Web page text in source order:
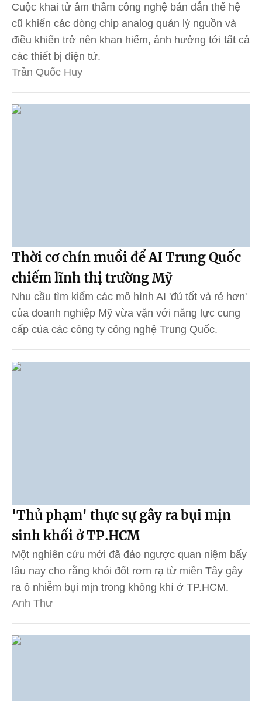
Cuộc khai tử âm thầm công nghệ bán dẫn thế hệ
cũ khiến các dòng chip analog quản lý nguồn và
điều khiển trở nên khan hiếm, ảnh hưởng tới tất cả
các thiết bị điện tử.
Trần Quốc Huy
Thời cơ chín muồi để AI Trung Quốc
chiếm lĩnh thị trường Mỹ
Nhu cầu tìm kiếm các mô hình AI 'đủ tốt và rẻ hơn'
của doanh nghiệp Mỹ vừa vặn với năng lực cung
cấp của các công ty công nghệ Trung Quốc.
'Thủ phạm' thực sự gây ra bụi mịn
sinh khối ở TP.HCM
Một nghiên cứu mới đã đảo ngược quan niệm bấy
lâu nay cho rằng khói đốt rơm rạ từ miền Tây gây
ra ô nhiễm bụi mịn trong không khí ở TP.HCM.
Anh Thư